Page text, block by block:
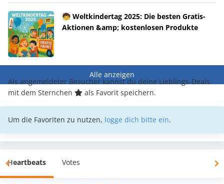
🧒 Weltkindertag 2025: Die besten Gratis-
Aktionen &amp; kostenlosen Produkte
Alle anzeigen
Als angemeldeter Besucher kannst du deine Lieblings-Deals
mit dem Sternchen
als Favorit speichern.
Um die Favoriten zu nutzen, logge dich bitte ein.
Heartbeats Votes